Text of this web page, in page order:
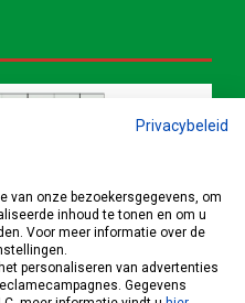
Privacybeleid
van onze bezoekersgegevens, om
inhoud te tonen en om u
Voor meer informatie over de
personaliseren van advertenties
Gegevens